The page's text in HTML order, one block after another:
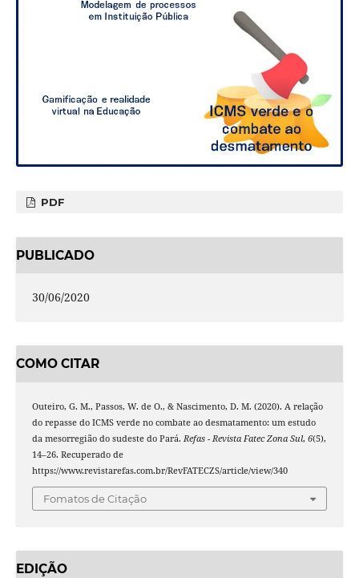
PDF
PUBLICADO
30/06/2020
COMO CITAR
Outeiro, G. M., Passos, W. de O., & Nascimento, D. M. (2020). A relação
do repasse do ICMS verde no combate ao desmatamento: um estudo
da mesorregião do sudeste do Pará. Refas - Revista Fatec Zona Sul, 6(5),
14–26. Recuperado de
https://www.revistarefas.com.br/RevFATECZS/article/view/340
Fomatos de Citação
EDIÇÃO